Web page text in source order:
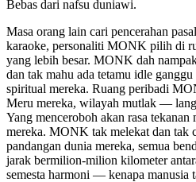
Bebas dari nafsu duniawi.
Masa orang lain cari pencerahan
karaoke, personaliti MONK pilih di
yang lebih besar. MONK dah
dan tak mahu ada tetamu idle
spiritual mereka. Ruang peribadi
Meru mereka, wilayah mutlak —
Yang menceroboh akan rasa
mereka. MONK tak melekat dan tak
pandangan dunia mereka, semua
jarak bermilion-milion kilometer
semesta harmoni — kenapa manusia